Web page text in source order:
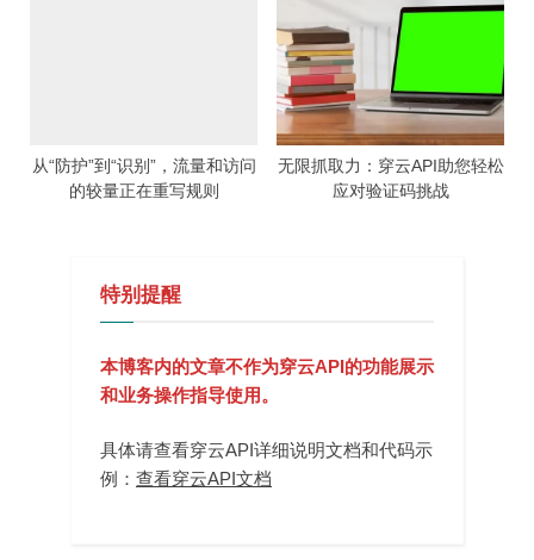
从“防护”到“识别”，流量和访问
的较量正在重写规则
无限抓取力：穿云API助您轻松
应对验证码挑战
特别提醒
本博客内的文章不作为穿云API的功能展示
和业务操作指导使用。
具体请查看穿云API详细说明文档和代码示
例： 查看穿云API文档